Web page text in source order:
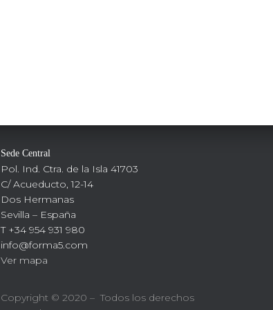
Sede Central
Pol. Ind. Ctra. de la Isla 41703
C/ Acueducto, 12-14
Dos Hermanas
Sevilla – España
T +34 954 931 980
info@forma5.com
Ver mapa
Copyright © 2020 – Todos los derechos